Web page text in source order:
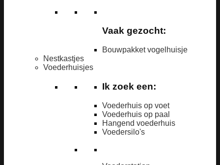
Vaak gezocht:
Bouwpakket vogelhuisje
Nestkastjes
Voederhuisjes
Ik zoek een:
Voederhuis op voet
Voederhuis op paal
Hangend voederhuis
Voedersilo's